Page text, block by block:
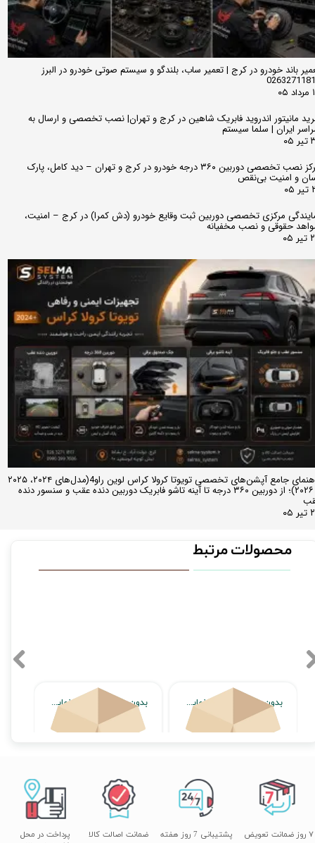
باند خودرو در کرج | تعمیر ساب، بلندگو و سیستم صوتی خودرو در البرز
مانیتور اندروید فابریک شاهین در کرج و تهران| نصب تخصصی و ارسال به
ایران | سلما سیستم
مرکز نصب تخصصی دوربین ۳۶۰ درجه خودرو در کرج و تهران – دید کامل، پارک
و امنیت بی‌نقص
مرکزی تخصصی دوربین ثبت وقایع خودرو (دش کمرا) در کرج – امنیت،
حقوقی و نصب مخفیانه
راهنمای جامع آپشن‌های تخصصی تویوتا کرولا کراس لوین راو4(مدل‌های ۲۰۲۴، ۲۰۲۵
و ۲۰۲۶)؛ از دوربین ۳۶۰ درجه تا آینه تاشو فابریک دوربین دنده عقب و سنسور دنده
محصولات مرتبط
بدون محصول جهت نمایش
اتمام موجودی
بدون محصول جهت نمایش
اتمام موجودی
پشتیبانی 7 روز هفته
پرداخت در محل
۷ روز ضمانت تعویض ضمانت اصالت کالا